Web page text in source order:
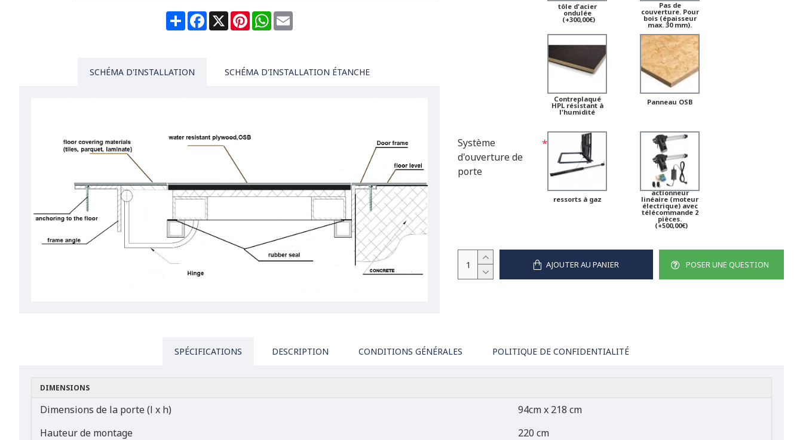
ShareFacebook
X PinterestWhatsApp
Email
SCHÉMA D'INSTALLATION SCHÉMA D'INSTALLATION ÉTANCHE
tôle d'acier
ondulée
(+300,00€)
Pas de
couverture. Pour
bois (épaisseur
max. 30 mm).
Contreplaqué
HPL résistant à
l'humidité
Panneau OSB
Système
d'ouverture de
porte
ressorts à gaz
actionneur
linéaire (moteur
électrique) avec
télécommande 2
pièces.
(+500,00€)
AJOUTER AU PANIER POSER UNE QUESTION
SPÉCIFICATIONS DESCRIPTION CONDITIONS GÉNÉRALES POLITIQUE DE CONFIDENTIALITÉ
DIMENSIONS
Dimensions de la porte (l x h)
94cm x 218 cm
Hauteur de montage
220 cm